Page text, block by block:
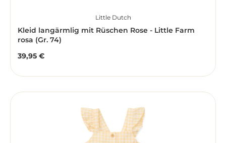
Little Dutch
Kleid langärmlig mit Rüschen Rose - Little Farm
rosa (Gr. 74)
Regulärer Preis:
39,95 €